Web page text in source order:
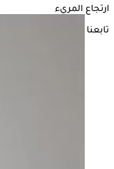
ارتجاع المريء
تابعنا على